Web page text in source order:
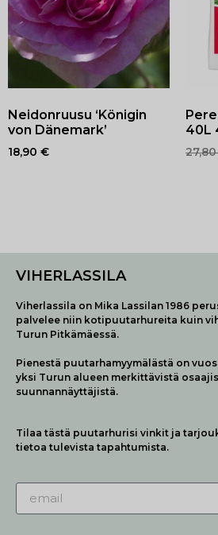
Neidonruusu ‘Königin
von Dänemark’
18,90 €
40L
VIHERLASSILA
Viherlassila on Mika Lassilan 1986
palvelee niin kotipuutarhureita kuin
Turun Pitkämäessä.
Pienestä puutarhamyymälästä on
yksi Turun alueen merkittävistä
suunnannäyttäjistä.
Tilaa tästä puutarhurisi vinkit ja
tietoa tulevista tapahtumista.